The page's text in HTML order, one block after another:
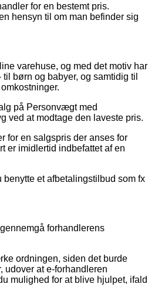
for en bestemt pris.
hensyn til om man befinder sig
varehuse, og med det motiv har
børn og babyer, og samtidig til
på Personvægt med
ved at modtage den laveste pris.
for en salgspris der anses for
er imidlertid indbefattet af en
et afbetalingstilbud som fx
forhandlerens
ordningen, siden det burde
at e-forhandleren
mulighed for at blive hjulpet, ifald